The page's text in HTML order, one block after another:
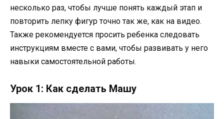
несколько раз, чтобы лучше понять каждый этап и
повторить лепку фигур точно так же, как на видео.
Также рекомендуется просить ребенка следовать
инструкциям вместе с вами, чтобы развивать у него
навыки самостоятельной работы.
Урок 1: Как сделать Машу